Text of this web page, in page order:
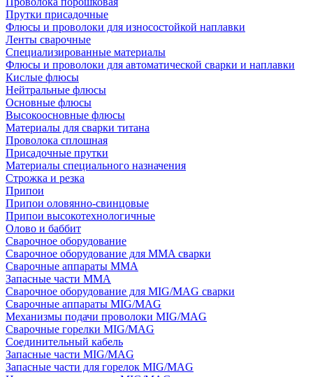
Прутки присадочные
Флюсы и проволоки для износостойкой наплавки
Ленты сварочные
Специализированные материалы
Флюсы и проволоки для автоматической сварки и наплавки
Кислые флюсы
Нейтральные флюсы
Основные флюсы
Высокоосновные флюсы
Материалы для сварки титана
Проволока сплошная
Присадочные прутки
Материалы специального назначения
Строжка и резка
Припои
Припои оловянно-свинцовые
Припои высокотехнологичные
Олово и баббит
Сварочное оборудование
Сварочное оборудование для MMA сварки
Сварочные аппараты MMA
Запасные части MMA
Сварочное оборудование для MIG/MAG сварки
Сварочные аппараты MIG/MAG
Механизмы подачи проволоки MIG/MAG
Сварочные горелки MIG/MAG
Соединительный кабель
Запасные части MIG/MAG
Запасные части для горелок MIG/MAG